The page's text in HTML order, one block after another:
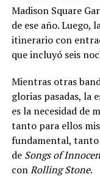
Madison Square
de ese año. Luego,
itinerario con
que incluyó seis
Mientras otras
glorias pasadas, la
es la necesidad de
tanto para ellos
fundamental, tanto
de Songs of
conRolling Stone.